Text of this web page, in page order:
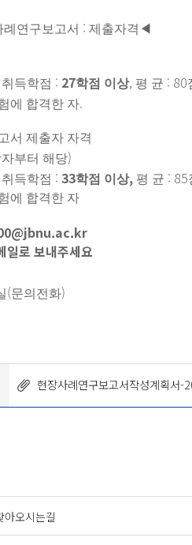
례연구보고서 : 제출자격 ◀
취득학점 : 27학점 이상, 평 균 : 80
에 합격한 자.
서 제출자 자격
부터 해당)
취득학점 : 33학점 이상, 평 균 : 85
에 합격한 자
일로 보내주세요
(문의전화)
현장사례연구보고서작성계획서-
아오시는길